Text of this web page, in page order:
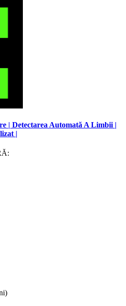
| Detectarea Automată A Limbii |
|